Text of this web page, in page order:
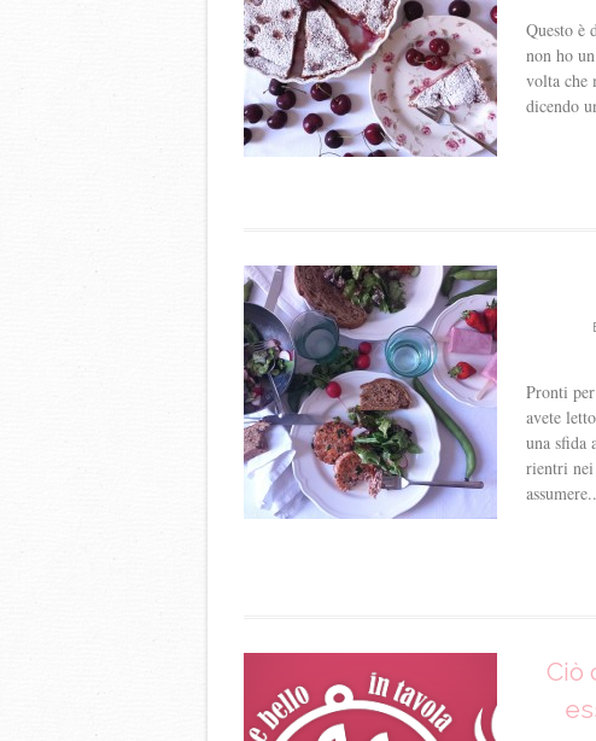
Questo è
non ho
volta che
dicendo
Pronti
avete
una sfida
rientri nei
Ciò